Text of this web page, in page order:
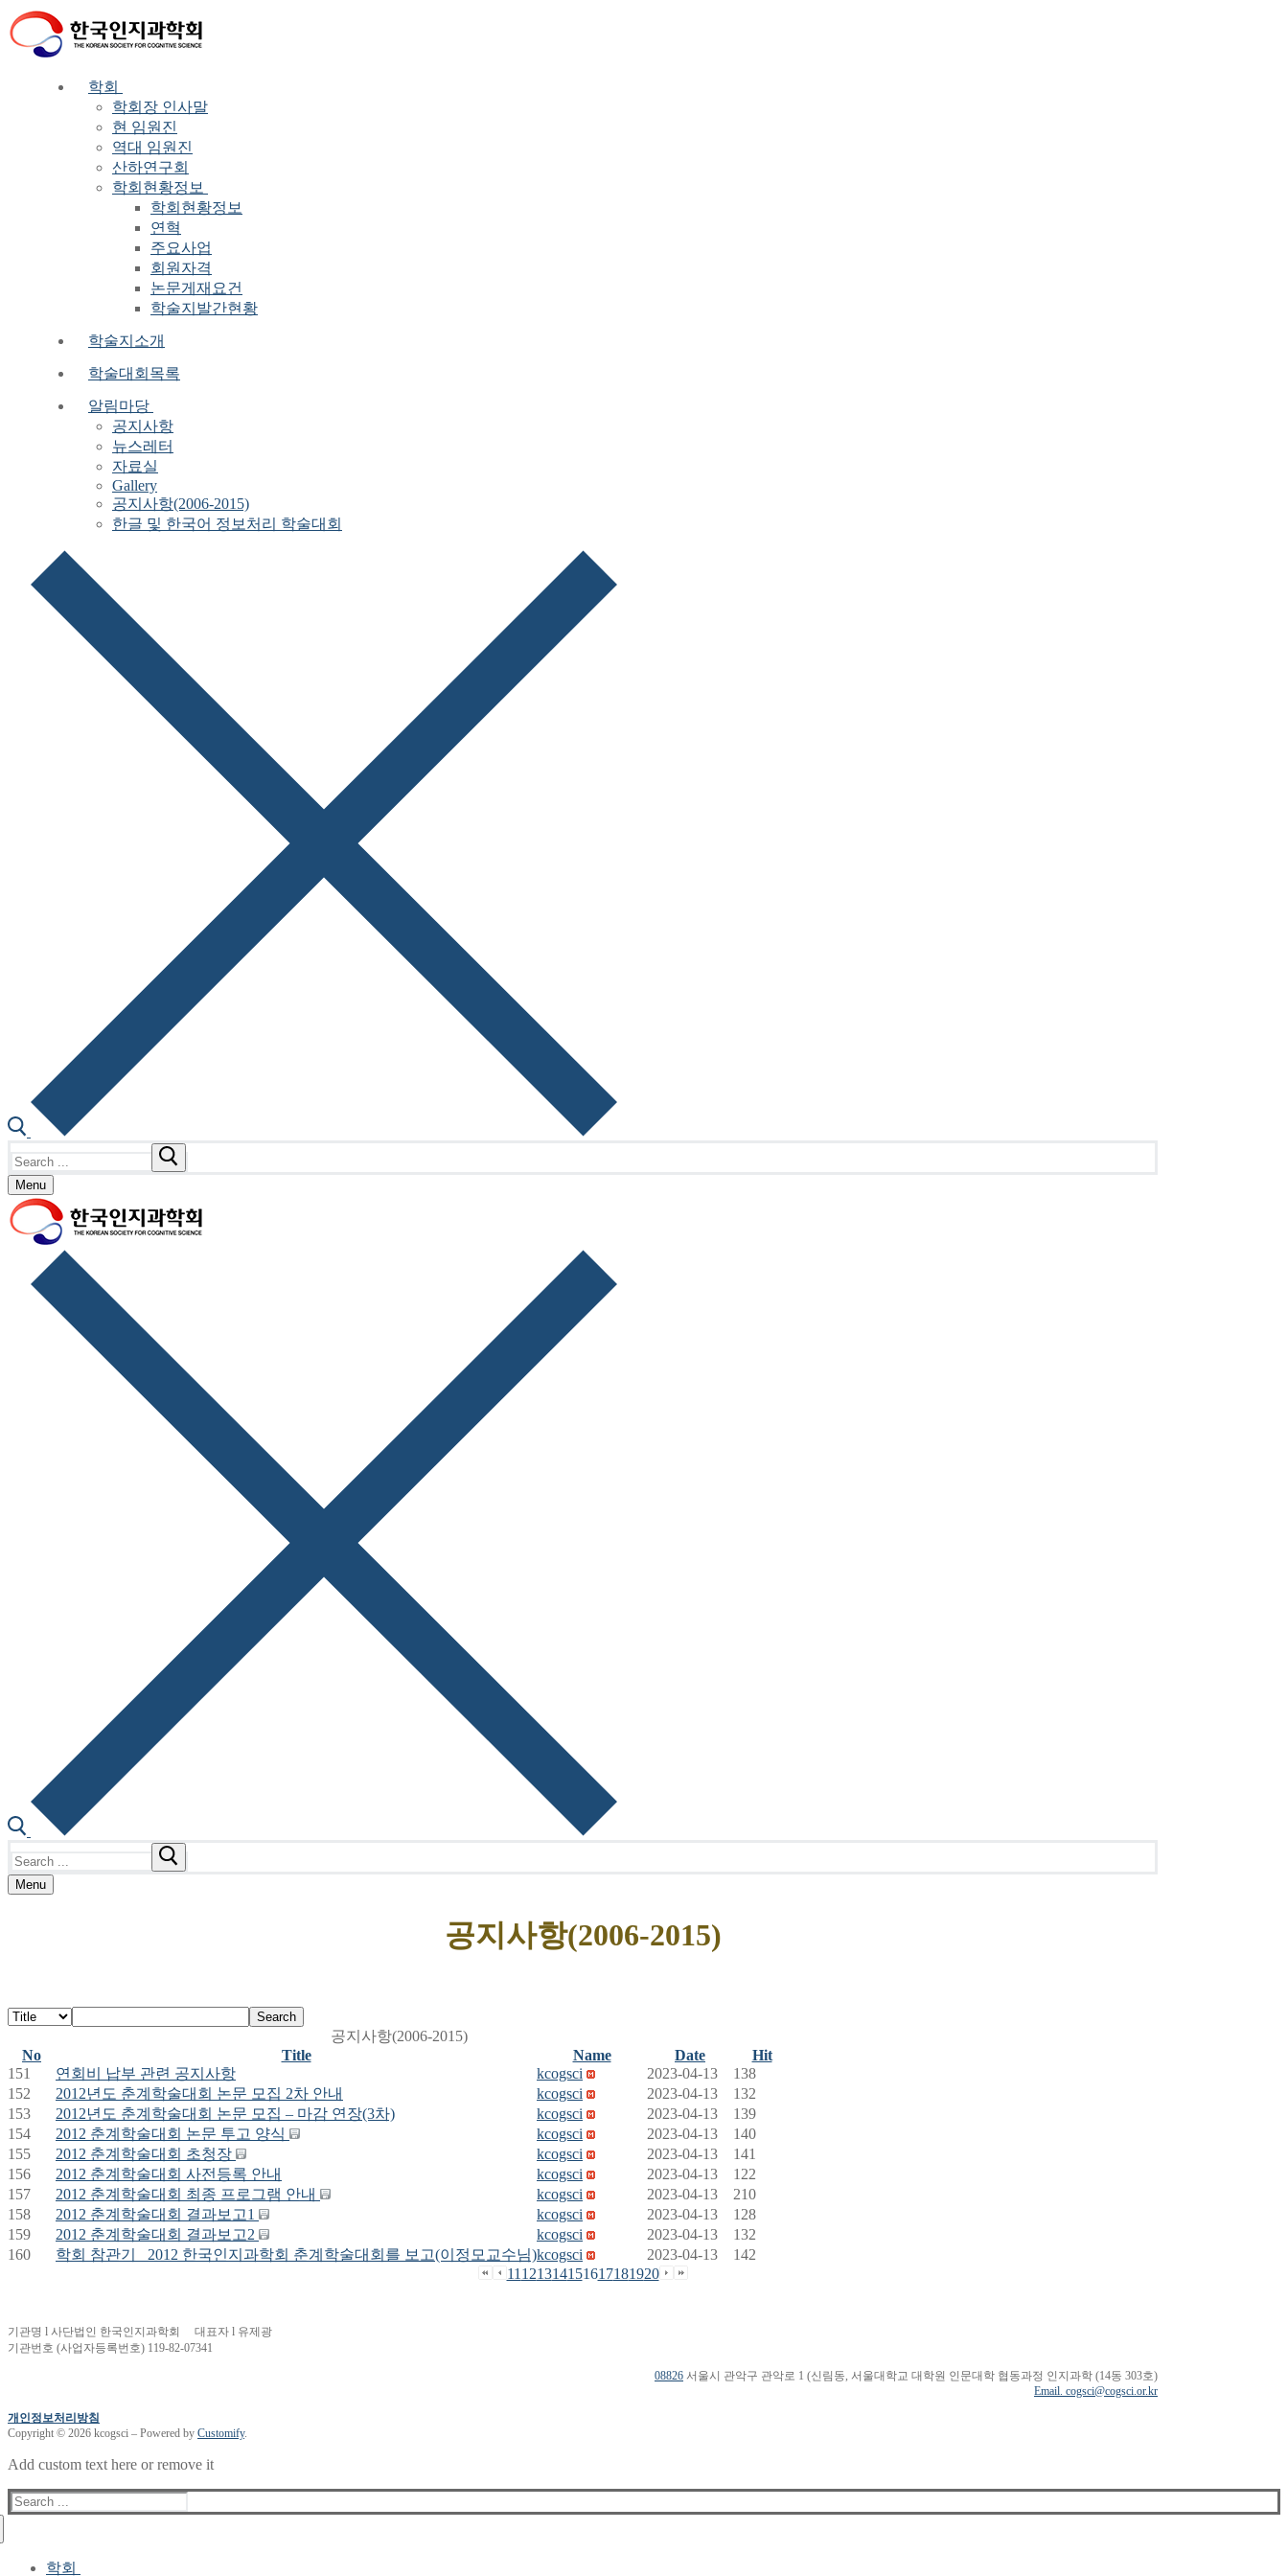
Skip
to
content
Menu
Close
학회
학회장 인사말
현 임원진
역대 임원진
산하연구회
학회현황정보
학회현황정보
연혁
주요사업
회원자격
논문게재요건
학술지발간현황
학술지소개
학술대회목록
알림마당
공지사항
뉴스레터
자료실
Gallery
공지사항(2006-2015)
한글 및 한국어 정보처리 학술대회
for:
Menu
for:
Menu
공지사항(2006-2015)
Search
공지사항(2006-2015)
No
Title Name Date
Hit
151
연회비 납부 관련 공지사항 kcogsci 2023-04-13
138
152
2012년도 춘계학술대회 논문 모집 2차 안내 kcogsci 2023-04-13
132
153
2012년도 춘계학술대회 논문 모집 – 마감 연장(3차) kcogsci 2023-04-13
139
154
2012 춘계학술대회 논문 투고 양식 kcogsci 2023-04-13
140
155
2012 춘계학술대회 초청장 kcogsci 2023-04-13
141
156
2012 춘계학술대회 사전등록 안내 kcogsci 2023-04-13
122
157
2012 춘계학술대회 최종 프로그램 안내 kcogsci 2023-04-13
210
158
2012 춘계학술대회 결과보고1 kcogsci 2023-04-13
128
159
2012 춘계학술대회 결과보고2 kcogsci 2023-04-13
132
160
학회 참관기_ 2012 한국인지과학회 춘계학술대회를 보고(이정모교수님)kcogsci 2023-04-13
142
11 121314151617181920
기관명 l 사단법인 한국인지과학회 대표자 l 유제광
기관번호 (사업자등록번호) 119-82-07341
08826 서울시 관악구 관악로 1 (신림동, 서울대학교 대학원 인문대학 협동과정 인지과학 (14동 303호)
Email. cogsci@cogsci.or.kr
개인정보처리방침
Copyright © 2026 kcogsci – Powered by Customify.
Add custom text here or remove it
Search
for:
학회